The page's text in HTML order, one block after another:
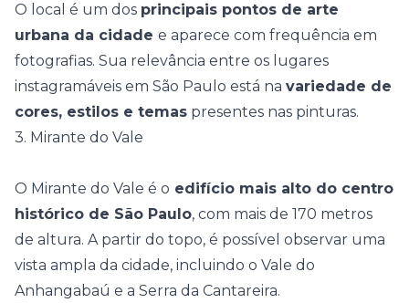
O local é um dos principais pontos de arte
urbana da cidade e aparece com frequência em
fotografias. Sua relevância entre os lugares
instagramáveis em São Paulo está na variedade de
cores, estilos e temas presentes nas pinturas.
3. Mirante do Vale
O Mirante do Vale é o edifício mais alto do centro
histórico de São Paulo, com mais de 170 metros
de altura. A partir do topo, é possível observar uma
vista ampla da cidade, incluindo o Vale do
Anhangabaú e a Serra da Cantareira.